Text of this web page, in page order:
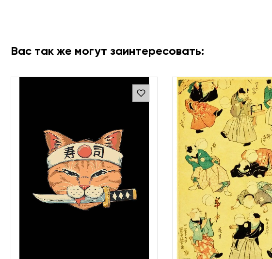
Вас так же могут заинтересовать: